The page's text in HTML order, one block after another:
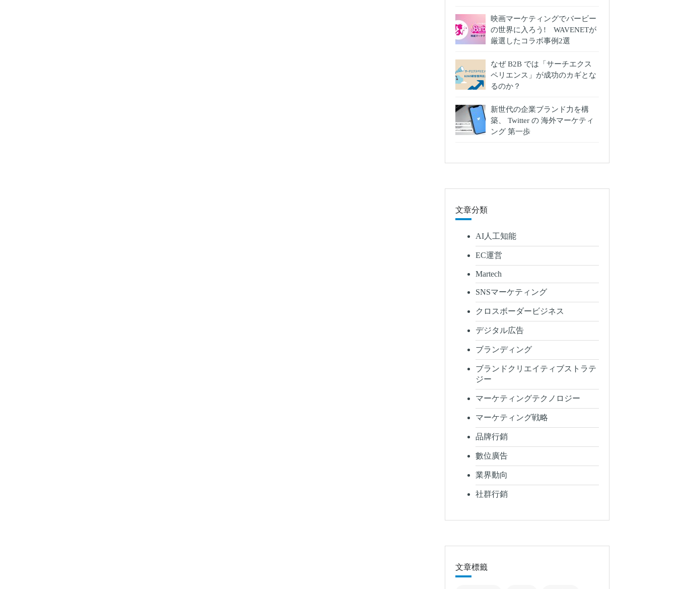
映画マーケティングでバービー
の世界に入ろう! WAVENETが
厳選したコラボ事例2選
なぜ B2B では「サーチエクス
ペリエンス」が成功のカギとな
るのか？
新世代の企業ブランド力を構
築、 Twitter の 海外マーケティ
ング 第一歩
文章分類
AI人工知能
EC運営
Martech
SNSマーケティング
クロスボーダービジネス
デジタル広告
ブランディング
ブランドクリエイティブストラテ
ジー
マーケティングテクノロジー
マーケティング戦略
品牌行銷
數位廣告
業界動向
社群行銷
文章標籤